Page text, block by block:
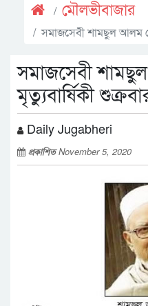
মৌলভীবাজার
সমাজসেবী শামছুল আলম
সমাজসেবী
মৃত্যুবার্ষিকী
Daily Jugabheri
প্রকাশিতNovember 5, 2020